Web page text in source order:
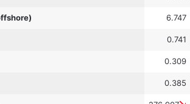
6.747
0.741
0.309
0.385